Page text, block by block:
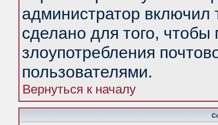
администратор
сделано для того, чтобы
злоупотребления
пользователями.
Вернуться к началу